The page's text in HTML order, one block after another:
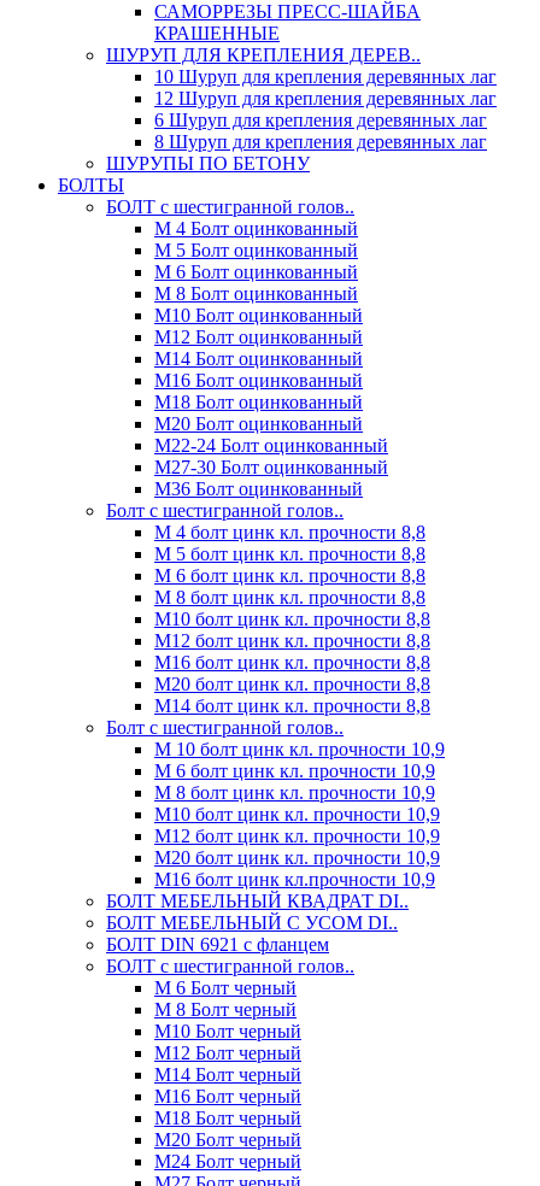
САМОРРЕЗЫ ПРЕСС-ШАЙБА
КРАШЕННЫЕ
ШУРУП ДЛЯ КРЕПЛЕНИЯ ДЕРЕВ..
10 Шуруп для крепления деревянных лаг
12 Шуруп для крепления деревянных лаг
6 Шуруп для крепления деревянных лаг
8 Шуруп для крепления деревянных лаг
ШУРУПЫ ПО БЕТОНУ
БОЛТЫ
БОЛТ с шестигранной голов..
М 4 Болт оцинкованный
М 5 Болт оцинкованный
М 6 Болт оцинкованный
М 8 Болт оцинкованный
М10 Болт оцинкованный
М12 Болт оцинкованный
М14 Болт оцинкованный
М16 Болт оцинкованный
М18 Болт оцинкованный
М20 Болт оцинкованный
М22-24 Болт оцинкованный
М27-30 Болт оцинкованный
М36 Болт оцинкованный
Болт с шестигранной голов..
М 4 болт цинк кл. прочности 8,8
М 5 болт цинк кл. прочности 8,8
М 6 болт цинк кл. прочности 8,8
М 8 болт цинк кл. прочности 8,8
М10 болт цинк кл. прочности 8,8
М12 болт цинк кл. прочности 8,8
М16 болт цинк кл. прочности 8,8
М20 болт цинк кл. прочности 8,8
М14 болт цинк кл. прочности 8,8
Болт с шестигранной голов..
М 10 болт цинк кл. прочности 10,9
М 6 болт цинк кл. прочности 10,9
М 8 болт цинк кл. прочности 10,9
М10 болт цинк кл. прочности 10,9
М12 болт цинк кл. прочности 10,9
М20 болт цинк кл. прочности 10,9
М16 болт цинк кл.прочности 10,9
БОЛТ МЕБЕЛЬНЫЙ КВАДРАТ DI..
БОЛТ МЕБЕЛЬНЫЙ С УСОМ DI..
БОЛТ DIN 6921 c фланцем
БОЛТ с шестигранной голов..
М 6 Болт черный
М 8 Болт черный
М10 Болт черный
М12 Болт черный
М14 Болт черный
М16 Болт черный
М18 Болт черный
М20 Болт черный
М24 Болт черный